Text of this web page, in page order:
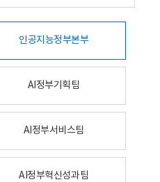
인공지능정부본부
AI정부기획팀
AI정부서비스팀
AI정부혁신성과팀